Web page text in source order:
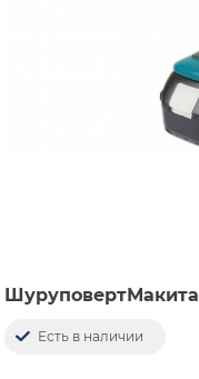
ШуруповертМакита
Есть в наличии